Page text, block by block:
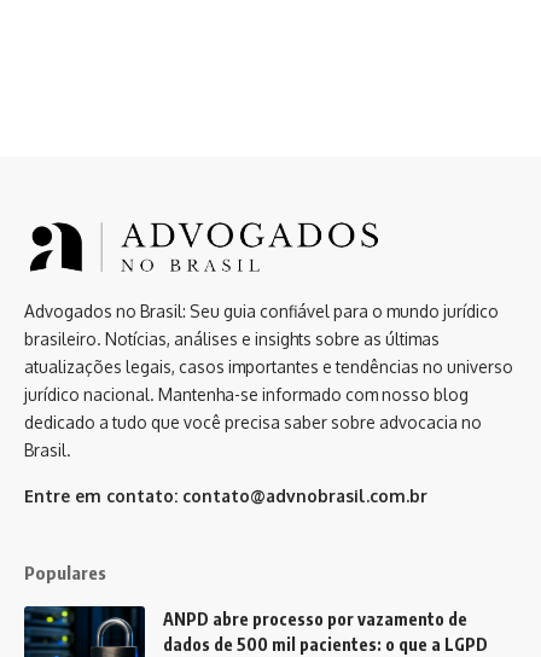
Advogados no Brasil: Seu guia confiável para o mundo jurídico
brasileiro. Notícias, análises e insights sobre as últimas
atualizações legais, casos importantes e tendências no universo
jurídico nacional. Mantenha-se informado com nosso blog
dedicado a tudo que você precisa saber sobre advocacia no
Brasil.
Entre em contato: contato@advnobrasil.com.br
Populares
ANPD abre processo por vazamento de
dados de 500 mil pacientes: o que a LGPD